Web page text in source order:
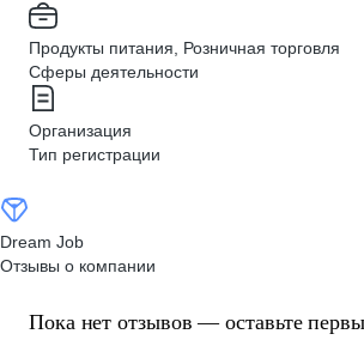
Продукты питания, Розничная торговля
Сферы деятельности
Организация
Тип регистрации
Dream Job
Отзывы о компании
Пока нет отзывов — оставьте